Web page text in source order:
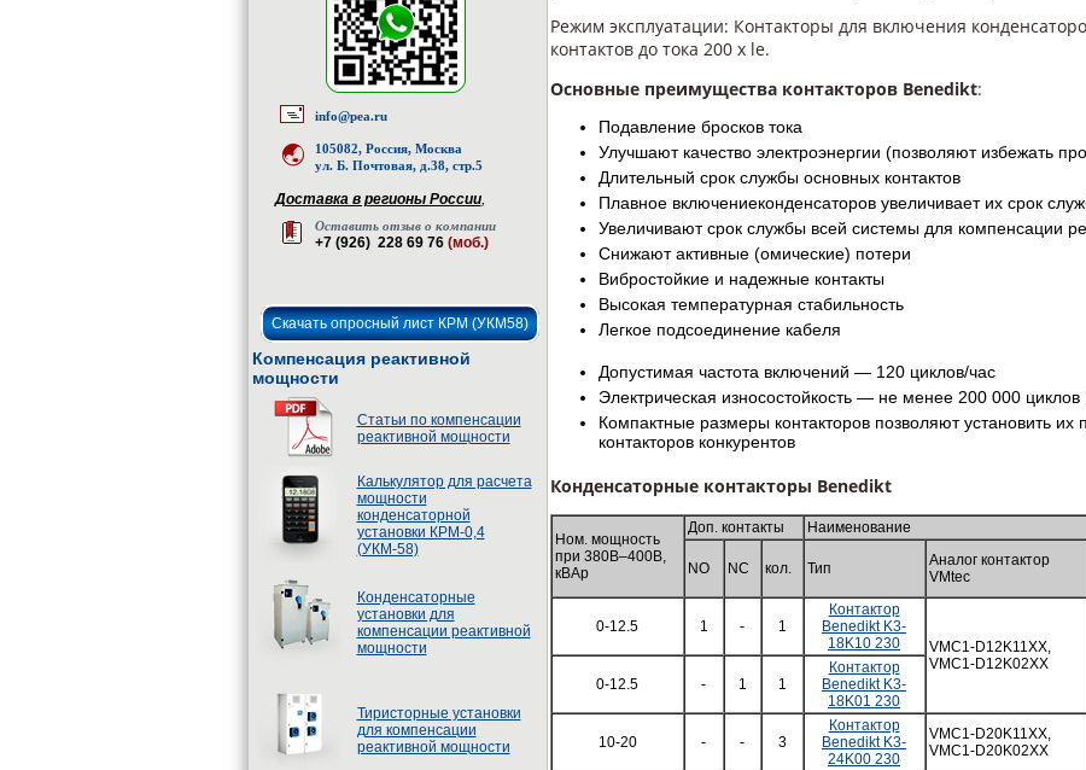
info@pea.ru
105082, Россия, Москва
ул. Б. Почтовая, д.38, стр.5
Доставка в регионы России,
Оставить отзыв о компании
+7 (926) 228 69 76 (моб.)
Скачать опросный лист КРМ (УКМ58)
Компенсация реактивной
мощности
Статьи по компенсации
реактивной мощности
Калькулятор для расчета
мощности
конденсаторной
установки КРМ-0,4
(УКМ-58)
Конденсаторные
установки для
компенсации реактивной
мощности
Тиристорные установки
для компенсации
реактивной мощности
Режим эксплуатации: Контакторы для включения
контактов до тока 200 х le.
Основные преимущества контакторов Benedikt:
Подавление бросков тока
Улучшают качество электроэнергии (позволяют избежать
Длительный срок службы основных контактов
Плавное включениеконденсаторов увеличивает их срок
Увеличивают срок службы всей системы для компенсации
Снижают активные (омические) потери
Вибростойкие и надежные контакты
Высокая температурная стабильность
Легкое подсоединение кабеля
Допустимая частота включений — 120 циклов/час
Электрическая износостойкость — не менее 200 000
Компактные размеры контакторов позволяют установить их
контакторов конкурентов
Конденсаторные контакторы Benedikt
Ном. мощность
при 380В–400В,
кВАр
Доп. контакты Наименование
NO NC кол. Тип
Аналог контактор
VMtec
0-12.5 1 - 1
Контактор
Benedikt K3-
18K10 230
VMC1-D12K11XX,
VMC1-D12K02XX
0-12.5
- 1 1
Контактор
Benedikt K3-
18K01 230
10-20 - - 3
Контактор
Benedikt K3-
24K00 230
VMC1-D20K11XX,
VMC1-D20K02XX